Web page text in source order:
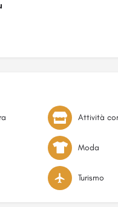
Moda
Turismo